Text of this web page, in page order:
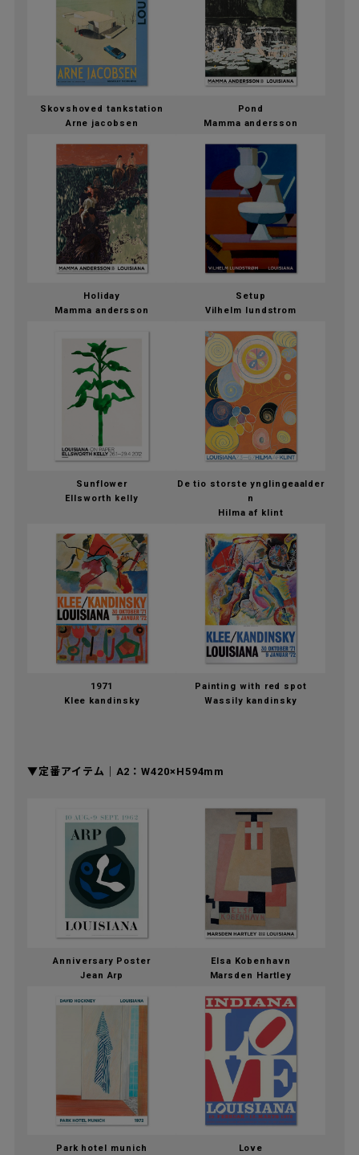
Skovshoved tankstation
Arne jacobsen
Pond
Mamma andersson
Holiday
Mamma andersson
Setup
Vilhelm lundstrom
Sunflower
Ellsworth kelly
De tio storste ynglingeaalder
n
Hilma af klint
1971
Klee kandinsky
Painting with red spot
Wassily kandinsky
▼定番アイテム｜A2：W420×H594mm
Anniversary Poster
Jean Arp
Elsa Kobenhavn
Marsden Hartley
Park hotel munich
Love